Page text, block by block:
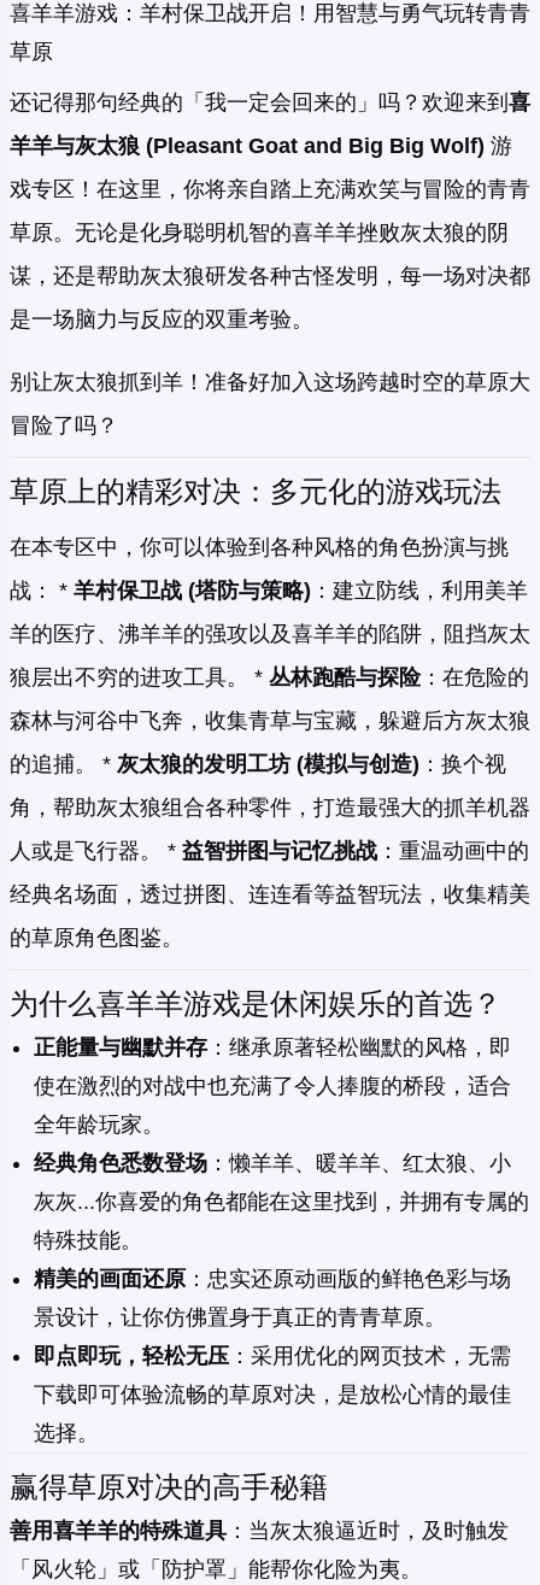
喜羊羊游戏：羊村保卫战开启！用智慧与勇气玩转青青
草原
还记得那句经典的「我一定会回来的」吗？欢迎来到 喜
羊羊与灰太狼 (Pleasant Goat and Big Big Wolf) 游
戏专区！在这里，你将亲自踏上充满欢笑与冒险的青青
草原。无论是化身聪明机智的喜羊羊挫败灰太狼的阴
谋，还是帮助灰太狼研发各种古怪发明，每一场对决都
是一场脑力与反应的双重考验。
别让灰太狼抓到羊！准备好加入这场跨越时空的草原大
冒险了吗？
草原上的精彩对决：多元化的游戏玩法
在本专区中，你可以体验到各种风格的角色扮演与挑
战： * 羊村保卫战 (塔防与策略) ：建立防线，利用美羊
羊的医疗、沸羊羊的强攻以及喜羊羊的陷阱，阻挡灰太
狼层出不穷的进攻工具。 * 丛林跑酷与探险：在危险的
森林与河谷中飞奔，收集青草与宝藏，躲避后方灰太狼
的追捕。 * 灰太狼的发明工坊 (模拟与创造) ：换个视
角，帮助灰太狼组合各种零件，打造最强大的抓羊机器
人或是飞行器。 * 益智拼图与记忆挑战 ：重温动画中的
经典名场面，透过拼图、连连看等益智玩法，收集精美
的草原角色图鉴。
为什么喜羊羊游戏是休闲娱乐的首选？
正能量与幽默并存 ：继承原著轻松幽默的风格，即
使在激烈的对战中也充满了令人捧腹的桥段，适合
全年龄玩家。
经典角色悉数登场 ：懒羊羊、暖羊羊、红太狼、小
灰灰...你喜爱的角色都能在这里找到，并拥有专属的
特殊技能。
精美的画面还原 ：忠实还原动画版的鲜艳色彩与场
景设计，让你仿佛置身于真正的青青草原。
即点即玩，轻松无压 ：采用优化的网页技术，无需
下载即可体验流畅的草原对决，是放松心情的最佳
选择。
赢得草原对决的高手秘籍
善用喜羊羊的特殊道具 ：当灰太狼逼近时，及时触发
「风火轮」或「防护罩」能帮你化险为夷。